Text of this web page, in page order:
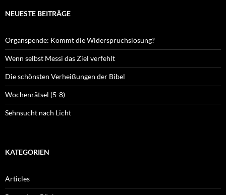
NEUESTE BEITRÄGE
Organspende: Kommt die Widerspruchslösung?
Wenn selbst Messi das Ziel verfehlt
Die schönsten Verheißungen der Bibel
Wochenrätsel (5-8)
Sehnsucht nach Licht
KATEGORIEN
Articles